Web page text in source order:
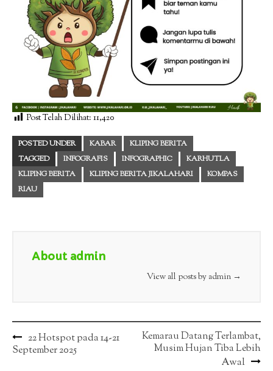
Post Telah Dilihat: 11,420
POSTED UNDER KABAR
KLIPING BERITA
TAGGED
INFOGRAFIS INFOGRAPHIC
KARHUTLA
KLIPING BERITA
KLIPING BERITA JIKALAHARI
KOMPAS
RIAU
About admin
View all posts by admin →
Post
navigation
22 Hotspot pada 14-21
September 2025
Kemarau Datang Terlambat,
Musim Hujan Tiba Lebih
Awal